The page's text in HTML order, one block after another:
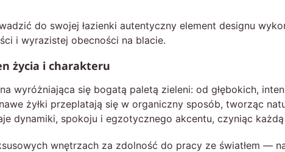
do swojej łazienki autentyczny element designu
i wyrazistej obecności na blacie.
życia i charakteru
wyróżniająca się bogatą paletą zieleni: od głębokich,
żyłki przeplatają się w organiczny sposób, tworząc
dynamiki, spokoju i egzotycznego akcentu, czyniąc
wnętrzach za zdolność do pracy ze światłem —